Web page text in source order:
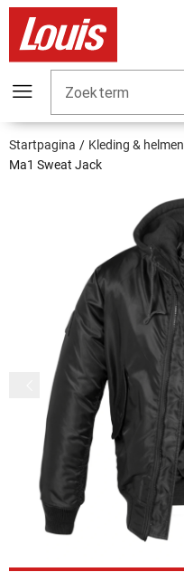
Zoekterm
Startpagina Kleding & helmen
Ma1 Sweat Jack